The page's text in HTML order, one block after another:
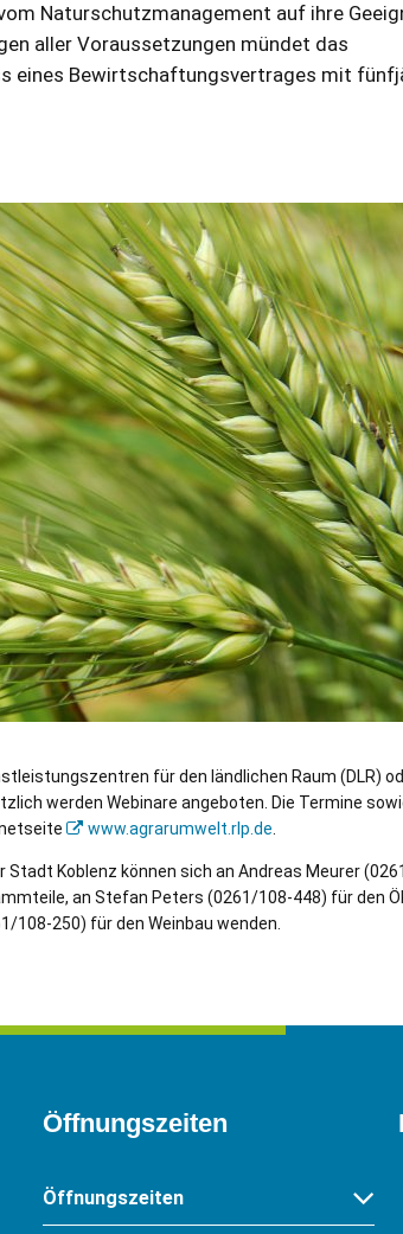
Naturschutzmanagement auf ihre
aller Voraussetzungen mündet das
eines Bewirtschaftungsvertrages mit
für den ländlichen Raum (DLR)
werden Webinare angeboten. Die Termine
www.agrarumwelt.rlp.de
Koblenz können sich an Andreas Meurer
an Stefan Peters (0261/108-448) für den
108-250) für den Weinbau wenden.
Öffnungszeiten
Öffnungszeiten